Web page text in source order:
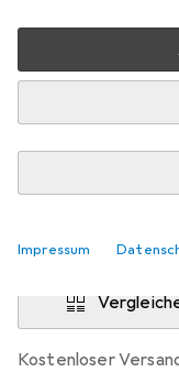
Impressum
Mehr als 10
Lieferort
kostenloser